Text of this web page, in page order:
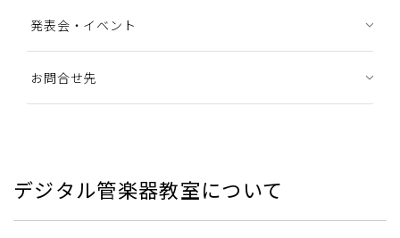
発表会・イベント
お問合せ先
デジタル管楽器教室について